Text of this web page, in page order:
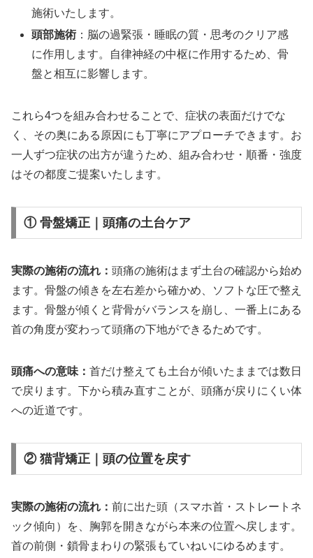
施術いたします。
頭部施術 ：脳の過緊張・睡眠の質・思考のクリア感
に作用します。自律神経の中枢に作用するため、骨
盤と相互に影響します。
これら4つを組み合わせることで、症状の表面だけでな
く、その奥にある原因にも丁寧にアプローチできます。お
一人ずつ症状の出方が違うため、組み合わせ・順番・強度
はその都度ご提案いたします。
① 骨盤矯正｜頭痛の土台ケア
実際の施術の流れ： 頭痛の施術はまず土台の確認から始め
ます。骨盤の傾きを左右差から確かめ、ソフトな圧で整え
ます。骨盤が傾くと背骨がバランスを崩し、一番上にある
首の角度が変わって頭痛の下地ができるためです。
頭痛への意味： 首だけ整えても土台が傾いたままでは数日
で戻ります。下から積み直すことが、頭痛が戻りにくい体
への近道です。
② 猫背矯正｜頭の位置を戻す
実際の施術の流れ： 前に出た頭（スマホ首・ストレートネ
ック傾向）を、胸郭を開きながら本来の位置へ戻します。
首の前側・鎖骨まわりの緊張もていねいにゆるめます。